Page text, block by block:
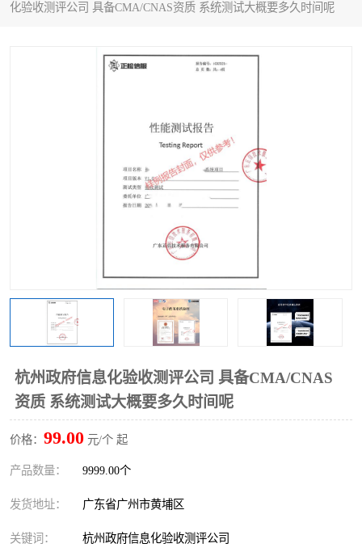
化验收测评公司 具备CMA/CNAS资质 系统测试大概要多久时间呢
杭州政府信息化验收测评公司 具备CMA/CNAS
资质 系统测试大概要多久时间呢
价格： 99.00 元/个 起
产品数量： 9999.00个
发货地址： 广东省广州市黄埔区
关键词： 杭州政府信息化验收测评公司